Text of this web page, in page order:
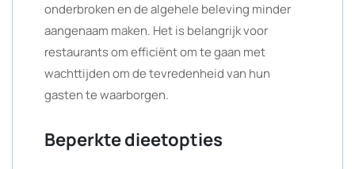
onderbroken en de algehele beleving minder
aangenaam maken. Het is belangrijk voor
restaurants om efficiënt om te gaan met
wachttijden om de tevredenheid van hun
gasten te waarborgen.
Beperkte dieetopties